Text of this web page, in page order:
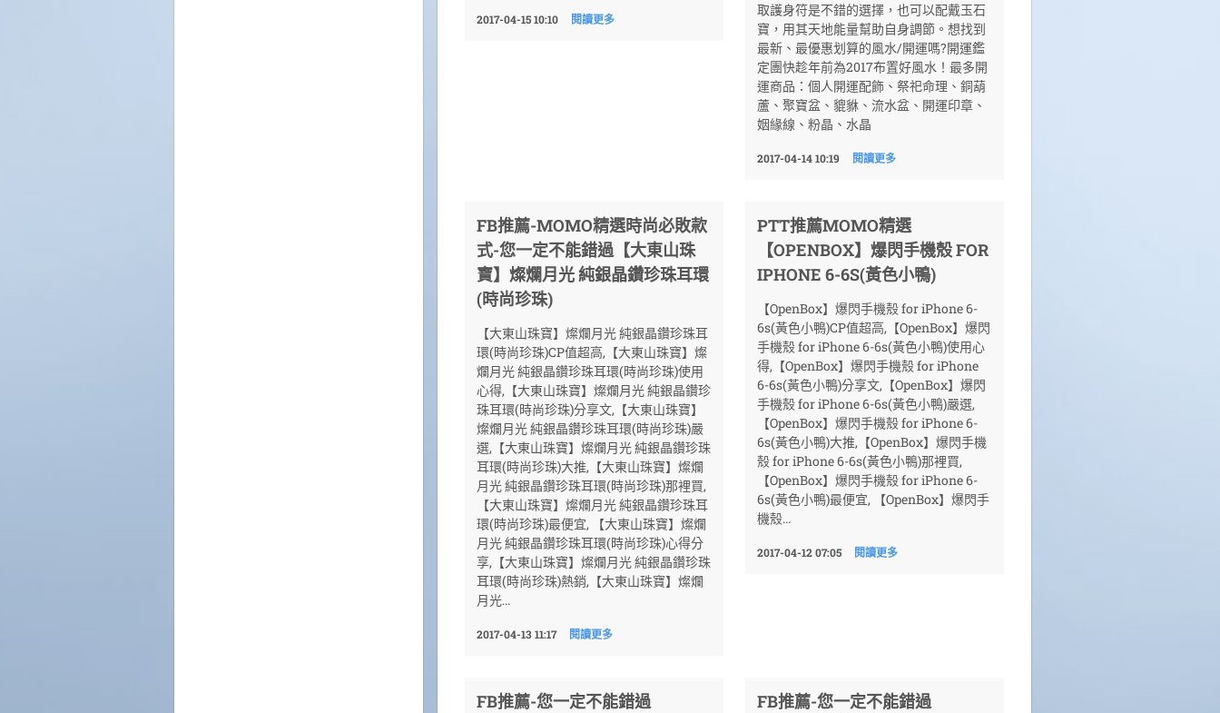
2017-04-15 10:10 閱讀更多
取護身符是不錯的選擇，也可以配戴玉石
寶，用其天地能量幫助自身調節。想找到
最新、最優惠划算的風水/開運嗎?開運鑑
定團快趁年前為2017布置好風水！最多開
運商品：個人開運配飾、祭祀命理、銅葫
蘆、聚寶盆、貔貅、流水盆、開運印章、
姻緣線、粉晶、水晶
2017-04-14 10:19 閱讀更多
FB推薦-MOMO精選時尚必敗款
式-您一定不能錯過【大東山珠
寶】燦爛月光 純銀晶鑽珍珠耳環
(時尚珍珠)
【大東山珠寶】燦爛月光 純銀晶鑽珍珠耳
環(時尚珍珠)CP值超高,【大東山珠寶】燦
爛月光 純銀晶鑽珍珠耳環(時尚珍珠)使用
心得,【大東山珠寶】燦爛月光 純銀晶鑽珍
珠耳環(時尚珍珠)分享文,【大東山珠寶】
燦爛月光 純銀晶鑽珍珠耳環(時尚珍珠)嚴
選,【大東山珠寶】燦爛月光 純銀晶鑽珍珠
耳環(時尚珍珠)大推,【大東山珠寶】燦爛
月光 純銀晶鑽珍珠耳環(時尚珍珠)那裡買,
【大東山珠寶】燦爛月光 純銀晶鑽珍珠耳
環(時尚珍珠)最便宜, 【大東山珠寶】燦爛
月光 純銀晶鑽珍珠耳環(時尚珍珠)心得分
享,【大東山珠寶】燦爛月光 純銀晶鑽珍珠
耳環(時尚珍珠)熱銷,【大東山珠寶】燦爛
月光...
2017-04-13 11:17 閱讀更多
PTT推薦MOMO精選
【OPENBOX】爆閃手機殼 FOR
IPHONE 6-6S(黃色小鴨)
【OpenBox】爆閃手機殼 for iPhone 6-
6s(黃色小鴨)CP值超高,【OpenBox】爆閃
手機殼 for iPhone 6-6s(黃色小鴨)使用心
得,【OpenBox】爆閃手機殼 for iPhone
6-6s(黃色小鴨)分享文,【OpenBox】爆閃
手機殼 for iPhone 6-6s(黃色小鴨)嚴選,
【OpenBox】爆閃手機殼 for iPhone 6-
6s(黃色小鴨)大推,【OpenBox】爆閃手機
殼 for iPhone 6-6s(黃色小鴨)那裡買,
【OpenBox】爆閃手機殼 for iPhone 6-
6s(黃色小鴨)最便宜, 【OpenBox】爆閃手
機殼...
2017-04-12 07:05 閱讀更多
FB推薦-您一定不能錯過
FB推薦-您一定不能錯過